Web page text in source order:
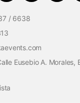
/ 6638
Eusebio A. Morales,